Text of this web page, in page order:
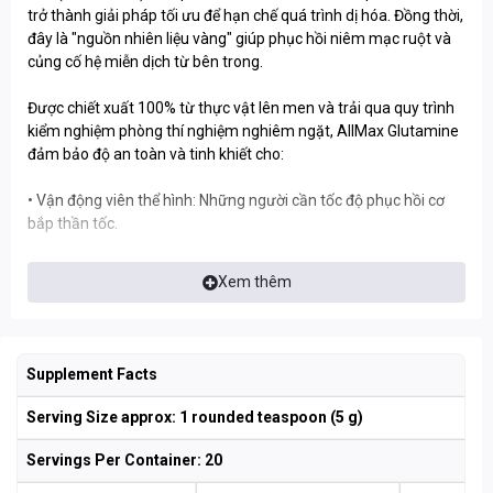
trở thành giải pháp tối ưu để hạn chế quá trình dị hóa. Đồng thời,
đây là "nguồn nhiên liệu vàng" giúp phục hồi niêm mạc ruột và
củng cố hệ miễn dịch từ bên trong.
Được chiết xuất 100% từ thực vật lên men và trải qua quy trình
kiểm nghiệm phòng thí nghiệm nghiêm ngặt, AllMax Glutamine
đảm bảo độ an toàn và tinh khiết cho:
• Vận động viên thể hình: Những người cần tốc độ phục hồi cơ
bắp thần tốc.
chu kỳ tập luyện khắc nghiệt.
• Người quan tâm sức khỏe: Bất kỳ ai muốn cải thiện hệ tiêu hóa
và đề kháng một cách tự nhiên.
Xem thêm các sản phẩm cùng hãng:Allmax
Xem thêm
Supplement Facts
Serving Size approx: 1 rounded teaspoon (5 g)
Servings Per Container: 20